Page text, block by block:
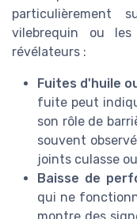
particulièrement
vilebrequin ou
révélateurs :
Fuites d'huile
fuite peut
son rôle de
souvent
joints culasse
Baisse de
qui ne